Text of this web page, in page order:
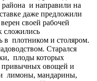
и направили на
даже предложили
своей рабочей
сложились
в плотником и столяром.
Старался
плоды которых
привычных овощей и
лимоны, мандарины,